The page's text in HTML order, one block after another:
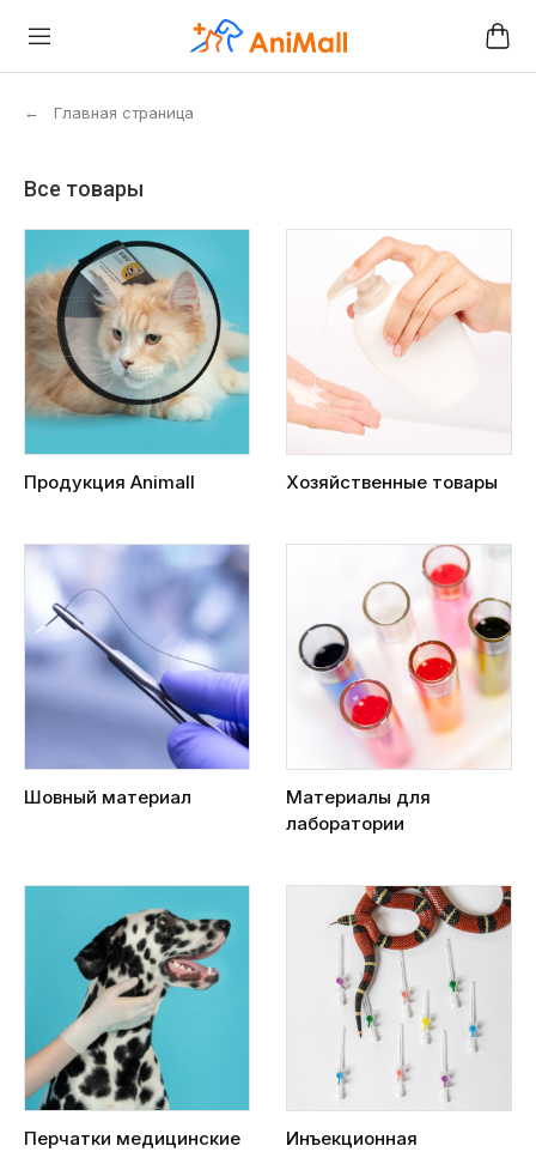
← Главная страница
Все товары
Продукция Animall Хозяйственные товары
Шовный материал
Материалы для
лаборатории
Перчатки медицинские
Инъекционная